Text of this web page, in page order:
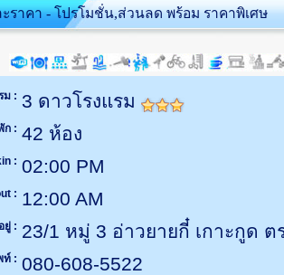
ราคา - โปรโมชั่น,ส่วนลด พร้อม ราคาพิเศษ
ม : 3 ดาวโรงแรม
ก : 42 ห้อง
: 02:00 PM
: 12:00 AM
ยู่ : 23/1 หมู่ 3 อ่าวยายกี๋ เกาะกูด ต
ท์ : 080-608-5522